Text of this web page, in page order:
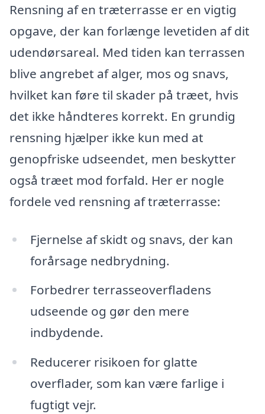
Rensning af en træterrasse er en vigtig
opgave, der kan forlænge levetiden af dit
udendørsareal. Med tiden kan terrassen
blive angrebet af alger, mos og snavs,
hvilket kan føre til skader på træet, hvis
det ikke håndteres korrekt. En grundig
rensning hjælper ikke kun med at
genopfriske udseendet, men beskytter
også træet mod forfald. Her er nogle
fordele ved rensning af træterrasse:
Fjernelse af skidt og snavs, der kan
forårsage nedbrydning.
Forbedrer terrasseoverfladens
udseende og gør den mere
indbydende.
Reducerer risikoen for glatte
overflader, som kan være farlige i
fugtigt vejr.